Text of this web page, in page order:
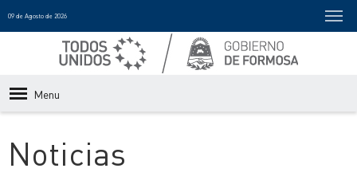
09 de Agosto de 2026
Menu
Noticias